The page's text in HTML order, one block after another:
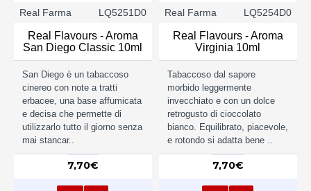
Real Farma LQ5251D0
Real Flavours - Aroma
San Diego Classic 10ml
San Diego è un tabaccoso
cinereo con note a tratti
erbacee, una base affumicata
e decisa che permette di
utilizzarlo tutto il giorno senza
mai stancar..
7,70€
Real Farma LQ5254D0
Real Flavours - Aroma
Virginia 10ml
Tabaccoso dal sapore
morbido leggermente
invecchiato e con un dolce
retrogusto di cioccolato
bianco. Equilibrato, piacevole,
e rotondo si adatta bene ..
7,70€